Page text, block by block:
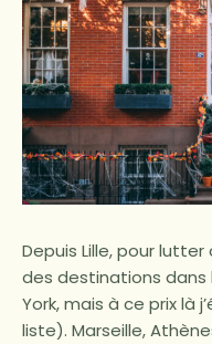
Depuis Lille, pour
des destinations dans
York, mais à ce prix là
liste). Marseille,